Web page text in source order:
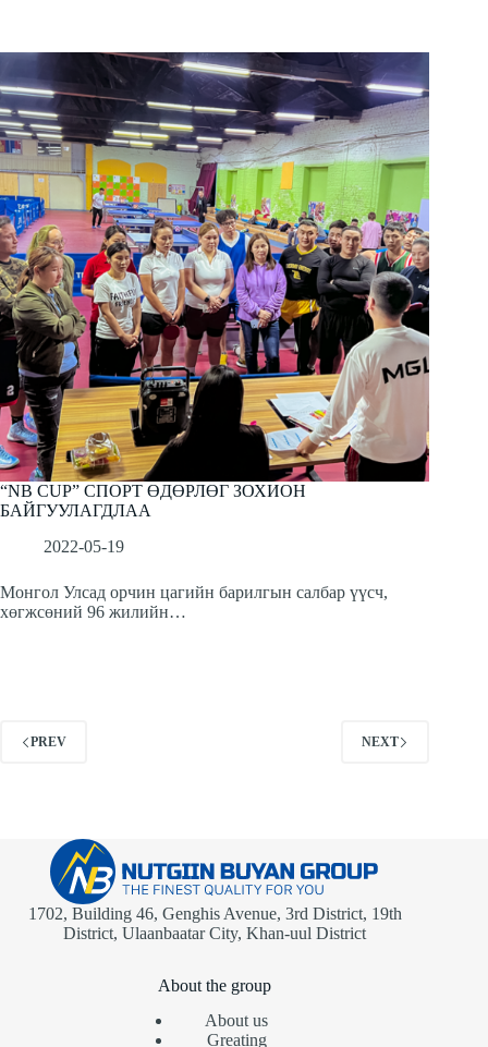
“NB CUP” СПОРТ ӨДӨРЛӨГ ЗОХИОН
БАЙГУУЛАГДЛАА
2022-05-19
Монгол Улсад орчин цагийн барилгын салбар үүсч,
хөгжсөний 96 жилийн…
PREV NEXT
1702, Building 46, Genghis Avenue, 3rd District, 19th
District, Ulaanbaatar City, Khan-uul District
About the group
About us
Greating